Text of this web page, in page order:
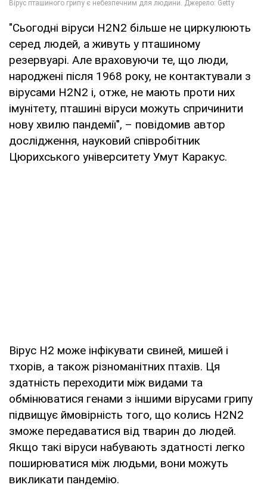
"Сьогодні віруси H2N2 більше не циркулюють
серед людей, а живуть у пташиному
резервуарі. Але враховуючи те, що люди,
народжені після 1968 року, не контактували з
вірусами H2N2 і, отже, не мають проти них
імунітету, пташині віруси можуть спричинити
нову хвилю пандемії", – повідомив автор
дослідження, науковий співробітник
Цюрихського університету Умут Каракус.
Вірус H2 може інфікувати свиней, мишей і
тхорів, а також різноманітних птахів. Ця
здатність переходити між видами та
обмінюватися генами з іншими вірусами грипу
підвищує ймовірність того, що колись H2N2
зможе передаватися від тварин до людей.
Якщо такі віруси набувають здатності легко
поширюватися між людьми, вони можуть
викликати пандемію.